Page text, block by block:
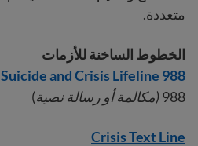
متعددة.
الخطوط الساخنة للأزمات
988 Suicide and Crisis Lifeline
988 (مكالمة أو رسالة نصية)
Crisis Text Line